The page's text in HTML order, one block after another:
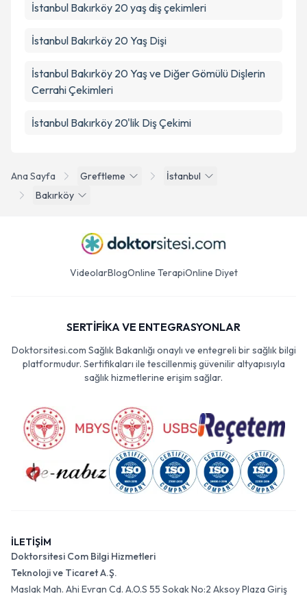
Ana Sayfa Greftleme
İstanbul
Bakırköy
İstanbul Bakırköy 20 yaş diş çekimleri
İstanbul Bakırköy 20 Yaş Dişi
İstanbul Bakırköy 20 Yaş ve Diğer Gömülü Dişlerin
Cerrahi Çekimleri
İstanbul Bakırköy 20'lik Diş Çekimi
VideolarBlogOnline TerapiOnline Diyet
SERTİFİKA VE ENTEGRASYONLAR
Doktorsitesi.com Sağlık Bakanlığı onaylı ve entegreli bir sağlık bilgi
platformudur. Sertifikaları ile tescillenmiş güvenilir altyapısıyla
sağlık hizmetlerine erişim sağlar.
İLETİŞİM
Doktorsitesi Com Bilgi Hizmetleri
Teknoloji ve Ticaret A.Ş.
Maslak Mah. Ahi Evran Cd. A.O.S 55 Sokak No:2 Aksoy Plaza Giriş